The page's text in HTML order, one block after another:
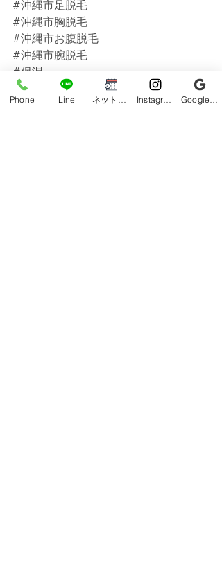
#沖縄市足脱毛
#沖縄市胸脱毛
#沖縄市お腹脱毛
#沖縄市腕脱毛
#保湿
#沖縄市最安値
#沖縄市光フォトフェイシャル
Phone Line